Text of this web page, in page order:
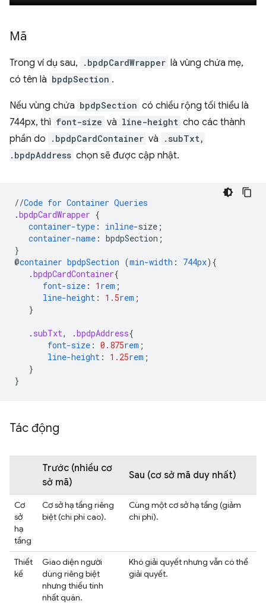
Mã
Trong ví dụ sau, .bpdpCardWrapper là vùng chứa mẹ,
có tên là bpdpSection .
Nếu vùng chứa bpdpSection có chiều rộng tối thiểu là
744px, thì font-size và line-height cho các thành
phần do
.bpdpCardContainer và
.subTxt,
.bpdpAddress chọn sẽ được cập nhật.
//Code for Container Queries
.bpdpCardWrapper {
container-type : inline-size ;
container-name : bpdpSection ;
}
@container bpdpSection (min-width : 744px) {
.bpdpCardContainer{
font-size : 1 rem ;
line-height : 1.5rem ;
}
. subTxt, .bpdpAddress{
font-size : 0.875rem ;
line-height : 1.25rem ;
}
}
Tác động
Trước (nhiều cơ
sở mã)
Sau (cơ sở mã duy nhất)
Cơ
sở
hạ
tầng
Cơ sở hạ tầng riêng
biệt (chi phí cao).
Cùng một cơ sở hạ tầng (giảm
chi phí).
Thiết
kế
Giao diện người
dùng riêng biệt
nhưng thiếu tính
nhất quán.
Khó giải quyết nhưng vẫn có thể
giải quyết.